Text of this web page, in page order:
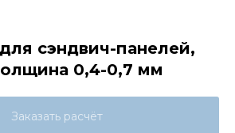
сэндвич-панелей,
0,4-0,7 мм
Заказать расчёт